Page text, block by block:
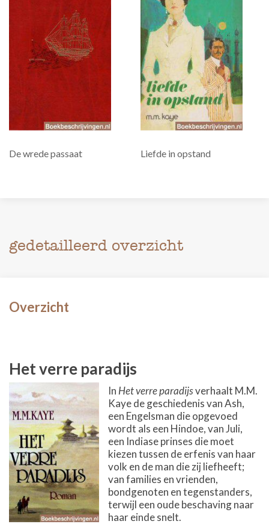
De wrede passaat Liefde in opstand
gedetailleerd overzicht
Overzicht
Het verre paradijs
In Het verre paradijsverhaalt M.M.
Kaye de geschiedenis van Ash,
een Engelsman die opgevoed
wordt als een Hindoe, van Juli,
een Indiase prinses die moet
kiezen tussen de erfenis van haar
volk en de man die zij liefheeft;
van families en vrienden,
bondgenoten en tegenstanders,
terwijl een oude beschaving naar
haar einde snelt.